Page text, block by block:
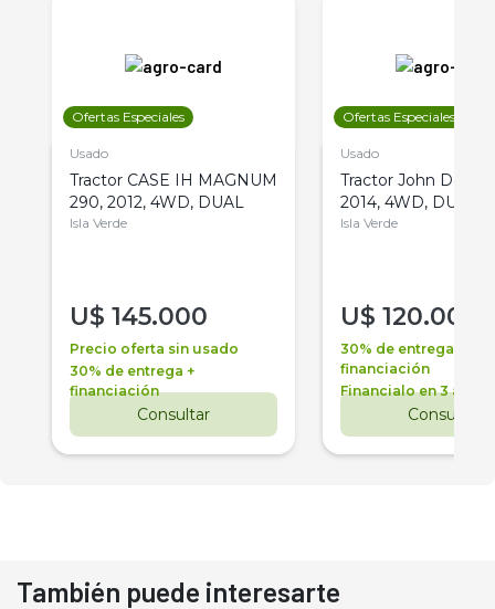
Ofertas Especiales
Usado
Tractor CASE IH MAGNUM
290, 2012, 4WD, DUAL
Isla Verde
U$ 145.000
Precio oferta sin usado
30% de entrega +
financiación
Consultar
Ofertas Especiales
Usado
Tractor John Deere
2014, 4WD, DUAL
Isla Verde
U$ 120.000
30% de entrega +
financiación
Financialo en 3 años
Consultar
También puede interesarte